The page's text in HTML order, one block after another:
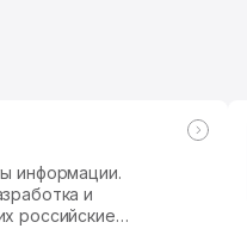
информации.
и
российские